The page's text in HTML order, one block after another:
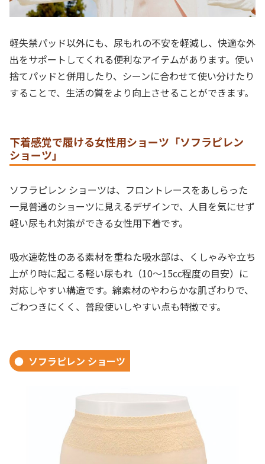
軽失禁パッド以外にも、尿もれの不安を軽減し、快適な外
出をサポートしてくれる便利なアイテムがあります。使い
捨てパッドと併用したり、シーンに合わせて使い分けたり
することで、生活の質をより向上させることができます。
下着感覚で履ける女性用ショーツ「ソフラピレン
ショーツ」
ソフラピレン ショーツは、フロントレースをあしらった
一見普通のショーツに見えるデザインで、人目を気にせず
軽い尿もれ対策ができる女性用下着です。
吸水速乾性のある素材を重ねた吸水部は、くしゃみや立ち
上がり時に起こる軽い尿もれ（10〜15cc程度の目安）に
対応しやすい構造です。綿素材のやわらかな肌ざわりで、
ごわつきにくく、普段使いしやすい点も特徴です。
ソフラピレン ショーツ